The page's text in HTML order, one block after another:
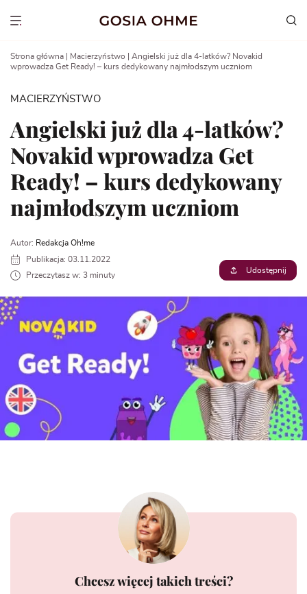
Show menu
Strona główna Macierzyństwo
Angielski już dla 4-latków? Novakid
wprowadza Get Ready! – kurs dedykowany najmłodszym uczniom
MACIERZYŃSTWO
Angielski już dla 4-latków?
Novakid wprowadza Get
Ready! – kurs dedykowany
najmłodszym uczniom
Autor: Redakcja Oh!me
Publikacja: 03.11.2022
Przeczytasz w: 3 minuty
Udostępnij
Chcesz więcej takich treści?